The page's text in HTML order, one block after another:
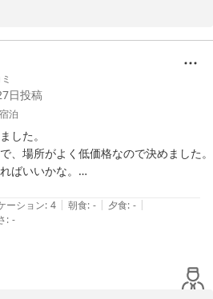
ェックインの際にこの説明を失念して
館をご用意させていただきます。
かけすることになってしまい、大変申
だけましたこと、大変うれしく思って
には別の方法でのチェックインをご案
合わない場合でもご利用いただければ
日投稿
宿泊
した。
、場所がよく低価格なので決めました。
ばいいかな。
のときにカプセルホテルやホステルを利
らなんです。
ので、皆のようにライブ後は低価格の宿
のように不安定な階段はきびしい…
ペース付きのホテルを探していたので、
ーション: 4 | 朝食: - | 夕食: - |
: -